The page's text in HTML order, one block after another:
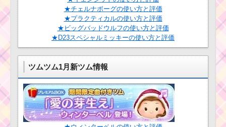
★チェルナボーグの使い方と評価
★プラクティカルの使い方と評価
★ビッグバッドウルフの使い方と評価
★D23スペシャルミッキーの使い方と評価
ツムツム1月新ツム情報